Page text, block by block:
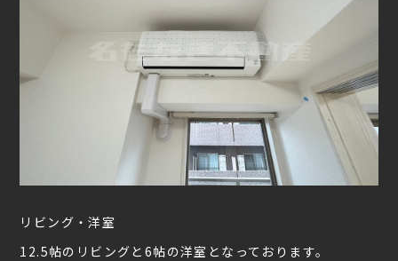
リビング・洋室
12.5帖のリビングと6帖の洋室となっております。